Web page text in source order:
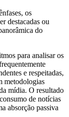
os
destacadas ou
do
para analisar os
e respeitadas,
metodologias
mídia. O resultado
de notícias
absorção passiva